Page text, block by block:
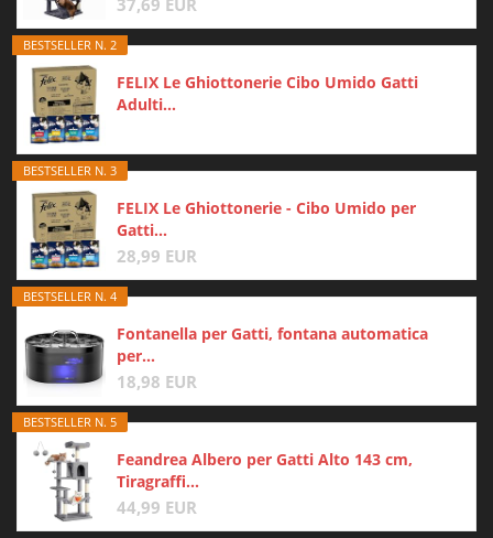
37,69 EUR
BESTSELLER N. 2
FELIX Le Ghiottonerie Cibo Umido Gatti
Adulti...
BESTSELLER N. 3
FELIX Le Ghiottonerie - Cibo Umido per
Gatti...
28,99 EUR
BESTSELLER N. 4
Fontanella per Gatti, fontana automatica
per...
18,98 EUR
BESTSELLER N. 5
Feandrea Albero per Gatti Alto 143 cm,
Tiragraffi...
44,99 EUR